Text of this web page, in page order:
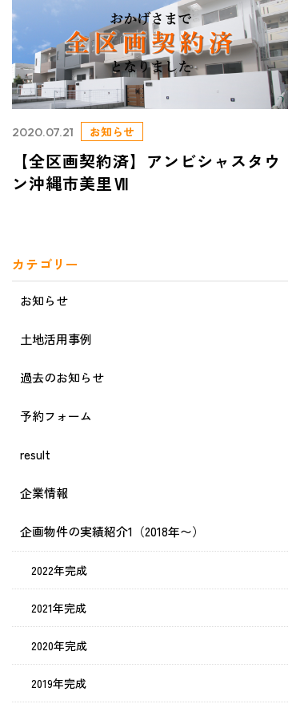
2020.07.21 お知らせ
【全区画契約済】アンビシャスタウ
ン沖縄市美里Ⅶ
カテゴリー
お知らせ
土地活用事例
過去のお知らせ
予約フォーム
result
企業情報
企画物件の実績紹介1（2018年〜）
2022年完成
2021年完成
2020年完成
2019年完成